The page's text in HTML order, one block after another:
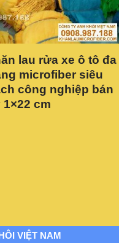
lau rửa xe ô tô đa
microfiber siêu
công nghiệp bán
1×22 cm
VIỆT NAM